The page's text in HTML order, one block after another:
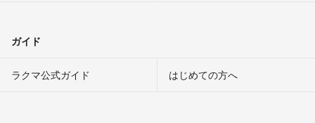
ガイド
ラクマ公式ガイド はじめての方へ